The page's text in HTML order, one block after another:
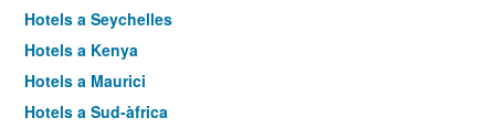
Hotels a Seychelles
Hotels a Kenya
Hotels a Maurici
Hotels a Sud-àfrica